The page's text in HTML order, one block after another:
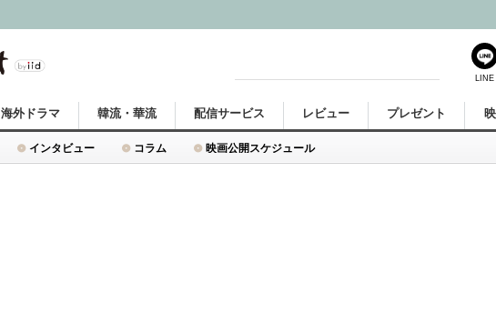
インタビュー コラム 映画公開スケジュール
海外ドラマ 韓流・華流 配信サービス レビュー プレゼント
LINE